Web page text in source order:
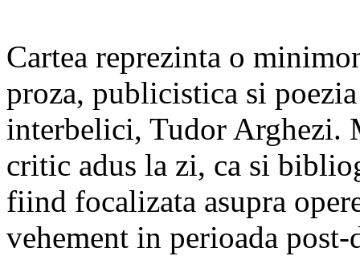
Cartea reprezinta o
proza, publicistica si
interbelici, Tudor Arghezi.
critic adus la zi, ca si
fiind focalizata asupra
vehement in perioada post-